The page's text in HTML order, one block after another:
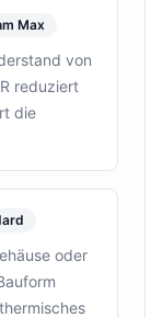
Max
von
reduziert
die
oder